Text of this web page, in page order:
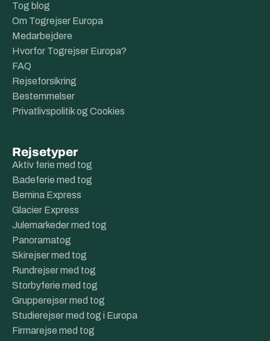
Tog blog
Om Togrejser Europa
Medarbejdere
Hvorfor Togrejser Europa?
FAQ
Rejseforsikring
Bestemmelser
Privatlivspolitik og Cookies
Rejsetyper
Aktiv ferie med tog
Badeferie med tog
Bernina Express
Glacier Express
Julemarkeder med tog
Panoramatog
Skirejser med tog
Rundrejser med tog
Storbyferie med tog
Grupperejser med tog
Studierejser med tog i Europa
Firmarejse med tog